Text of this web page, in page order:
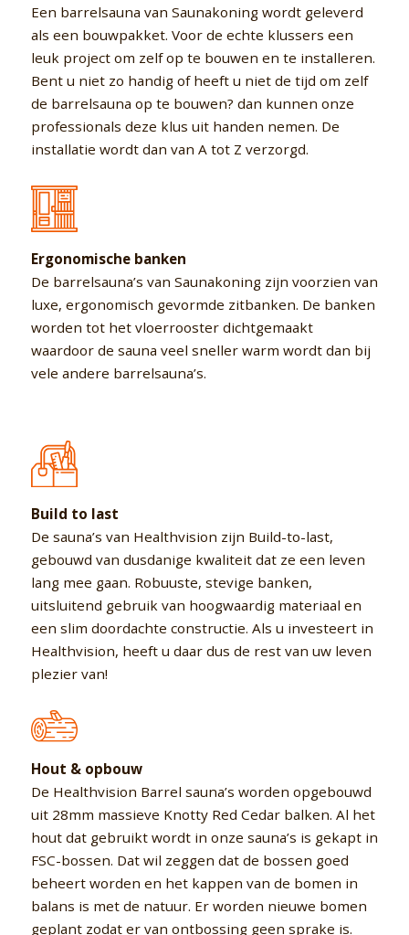
Een barrelsauna van Saunakoning wordt geleverd
als een bouwpakket. Voor de echte klussers een
leuk project om zelf op te bouwen en te installeren.
Bent u niet zo handig of heeft u niet de tijd om zelf
de barrelsauna op te bouwen? dan kunnen onze
professionals deze klus uit handen nemen. De
installatie wordt dan van A tot Z verzorgd.
Ergonomische banken
De barrelsauna’s van Saunakoning zijn voorzien van
luxe, ergonomisch gevormde zitbanken. De banken
worden tot het vloerrooster dichtgemaakt
waardoor de sauna veel sneller warm wordt dan bij
vele andere barrelsauna’s.
Build to last
De sauna’s van Healthvision zijn Build-to-last,
gebouwd van dusdanige kwaliteit dat ze een leven
lang mee gaan. Robuuste, stevige banken,
uitsluitend gebruik van hoogwaardig materiaal en
een slim doordachte constructie. Als u investeert in
Healthvision, heeft u daar dus de rest van uw leven
plezier van!
Hout & opbouw
De Healthvision Barrel sauna’s worden opgebouwd
uit 28mm massieve Knotty Red Cedar balken. Al het
hout dat gebruikt wordt in onze sauna’s is gekapt in
FSC-bossen. Dat wil zeggen dat de bossen goed
beheert worden en het kappen van de bomen in
balans is met de natuur. Er worden nieuwe bomen
geplant zodat er van ontbossing geen sprake is.